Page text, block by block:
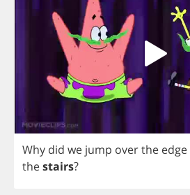
Why did we jump overthe edge
thestairs?